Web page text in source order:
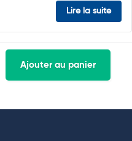
Lire la suite
Ajouter au panier